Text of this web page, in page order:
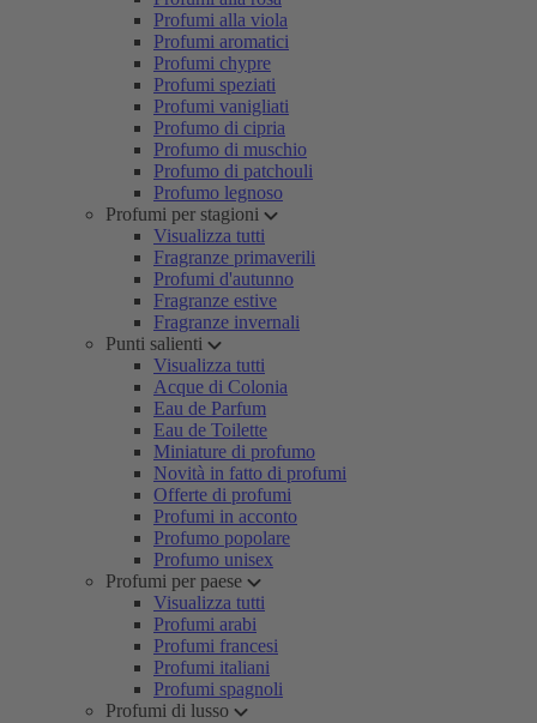
Profumi alla viola
Profumi aromatici
Profumi chypre
Profumi speziati
Profumi vanigliati
Profumo di cipria
Profumo di muschio
Profumo di patchouli
Profumo legnoso
Profumi per stagioni
Visualizza tutti
Fragranze primaverili
Profumi d'autunno
Fragranze estive
Fragranze invernali
Punti salienti
Visualizza tutti
Acque di Colonia
Eau de Parfum
Eau de Toilette
Miniature di profumo
Novità in fatto di profumi
Offerte di profumi
Profumi in acconto
Profumo popolare
Profumo unisex
Profumi per paese
Visualizza tutti
Profumi arabi
Profumi francesi
Profumi italiani
Profumi spagnoli
Profumi di lusso